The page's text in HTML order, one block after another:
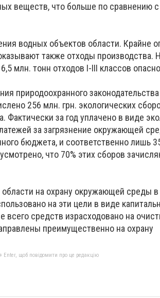
веществ, что больше по сравнению с
водных объектов области. Крайне
также отходы производства.
млн. тонн отходов I-III классов
природоохранного законодательства
256 млн. грн. экологических
Фактически за год уплачено в виде
за загрязнение окружающей
бюджета, и соответственно лишь
что 70% этих сборов
на охрану окружающей среды в
на эти цели в виде
всего средств израсходовано на
преимущественно на охрану
Enter, щоб повідомити про це редакцію